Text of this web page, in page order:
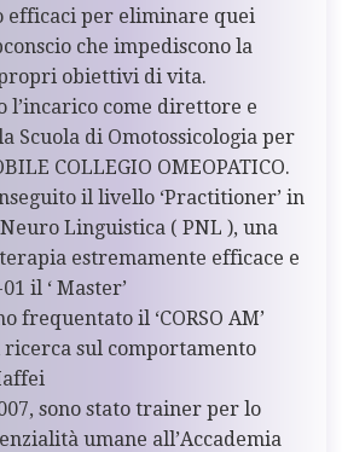
efficaci per eliminare quei
che impediscono la
obiettivi di vita.
l’incarico come direttore e
Scuola di Omotossicologia per
COLLEGIO OMEOPATICO.
il livello ‘Practitioner’ in
Linguistica ( PNL ), una
estremamente efficace e
il ‘ Master’
frequentato il ‘CORSO AM’
sul comportamento
sono stato trainer per lo
umane all’Accademia